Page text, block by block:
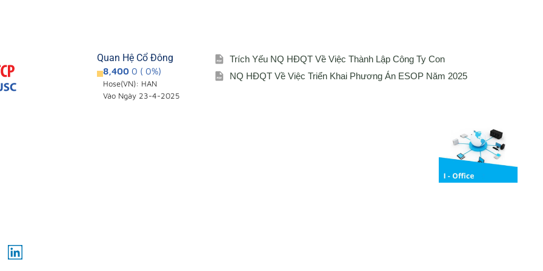
Quan Hệ Cổ Đông
8,400 0 ( 0%)
Hose(VN): HAN
Vào Ngày 23-4-2025
Trích Yếu NQ HĐQT Về Việc Thành Lập Công Ty Con
NQ HĐQT Về Việc Triển Khai Phương Án ESOP Năm 2025
L